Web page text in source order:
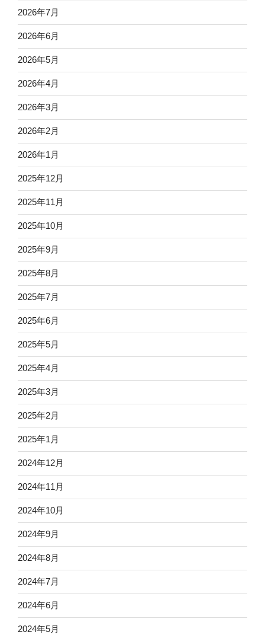
2026年7月
2026年6月
2026年5月
2026年4月
2026年3月
2026年2月
2026年1月
2025年12月
2025年11月
2025年10月
2025年9月
2025年8月
2025年7月
2025年6月
2025年5月
2025年4月
2025年3月
2025年2月
2025年1月
2024年12月
2024年11月
2024年10月
2024年9月
2024年8月
2024年7月
2024年6月
2024年5月